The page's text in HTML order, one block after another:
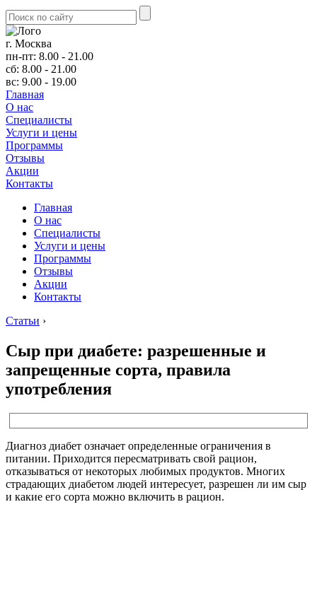
г. Москва
пн-пт: 8.00 - 21.00
сб: 8.00 - 21.00
вс: 9.00 - 19.00
Главная
О нас
Cпециалисты
Услуги и цены
Программы
Отзывы
Акции
Контакты
Главная
О нас
Cпециалисты
Услуги и цены
Программы
Отзывы
Акции
Контакты
Статьи ›
Сыр при диабете: разрешенные и
запрещенные сорта, правила
употребления
Диагноз диабет означает определенные ограничения в
питании. Приходится пересматривать свой рацион,
отказываться от некоторых любимых продуктов. Многих
страдающих диабетом людей интересует, разрешен ли им сыр
и какие его сорта можно включить в рацион.